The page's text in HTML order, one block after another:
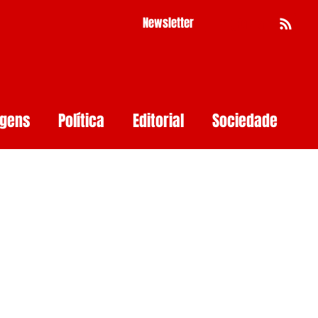
Newsletter
Política Editorial Sociedade